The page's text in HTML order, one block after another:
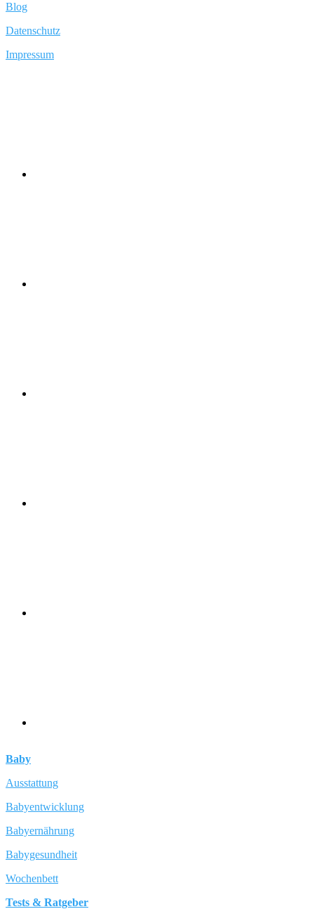
Blog
Datenschutz
Impressum
Baby
Ausstattung
Babyentwicklung
Babyernährung
Babygesundheit
Wochenbett
Tests & Ratgeber